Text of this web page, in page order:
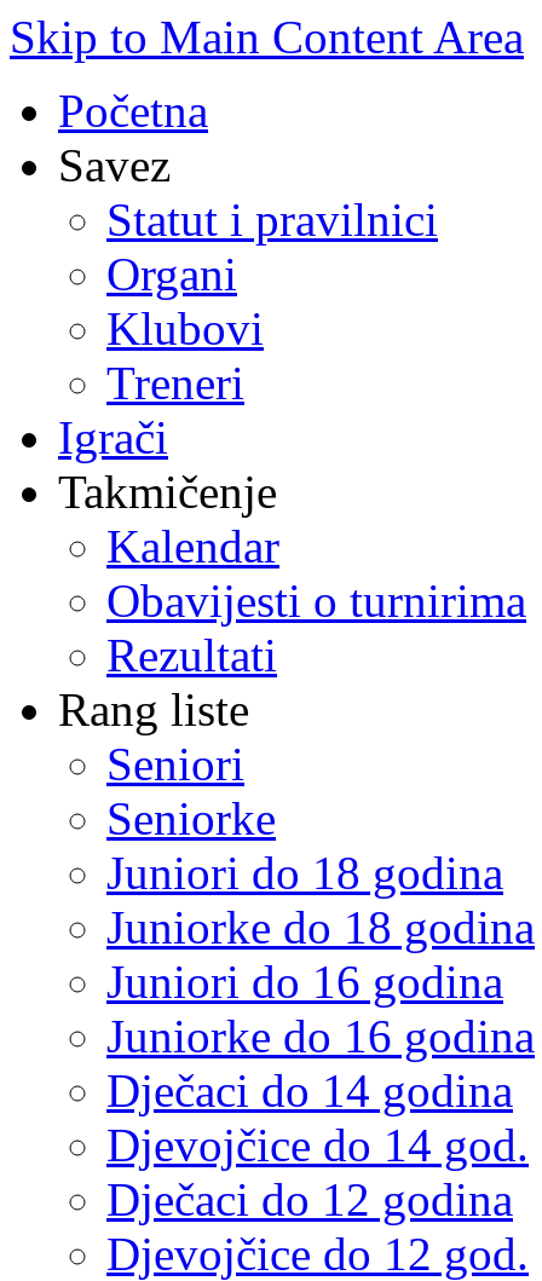
Skip to Main Content Area
Početna
Savez
Statut i pravilnici
Organi
Klubovi
Treneri
Igrači
Takmičenje
Kalendar
Obavijesti o turnirima
Rezultati
Rang liste
Seniori
Seniorke
Juniori do 18 godina
Juniorke do 18 godina
Juniori do 16 godina
Juniorke do 16 godina
Dječaci do 14 godina
Djevojčice do 14 god.
Dječaci do 12 godina
Djevojčice do 12 god.